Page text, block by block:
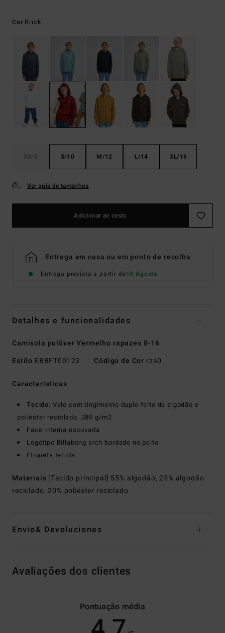
Cor Brick
XS/8 S/10 M/12 L/14 XL/16
Ver guia de tamanhos
Adicionar ao cesto
Entrega em casa ou em ponto de recolha
Entrega prevista a partir de10 Agosto
Detalhes e funcionalidades
Camisola pulôver Vermelho rapazes 8-16
Estilo EBBFT00123 Código de Cor rza0
Características
Tecido: Velo com tingimento duplo feito de algodão e
poliéster reciclado, 280 g/m2
Face interna escovada
Logótipo Billabong arch bordado no peito
Etiqueta tecida.
Materiais [Tecido principal] 55% algodão, 25% algodão
reciclado, 20% poliéster reciclado
Envio& Devoluciones
Avaliações dos clientes
Pontuação média